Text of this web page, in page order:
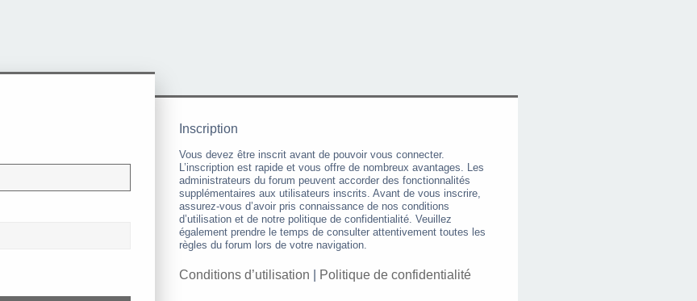
Inscription
Vous devez être inscrit avant de pouvoir vous connecter.
L’inscription est rapide et vous offre de nombreux avantages. Les
administrateurs du forum peuvent accorder des fonctionnalités
supplémentaires aux utilisateurs inscrits. Avant de vous inscrire,
assurez-vous d’avoir pris connaissance de nos conditions
d’utilisation et de notre politique de confidentialité. Veuillez
également prendre le temps de consulter attentivement toutes les
règles du forum lors de votre navigation.
Conditions d’utilisation Politique de confidentialité